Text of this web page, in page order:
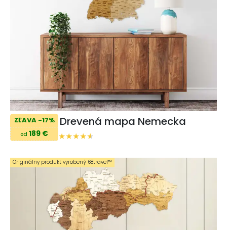
ZĽAVA -17%
od 189 €
Drevená mapa Nemecka
Originálny produkt vyrobený 68travel™️